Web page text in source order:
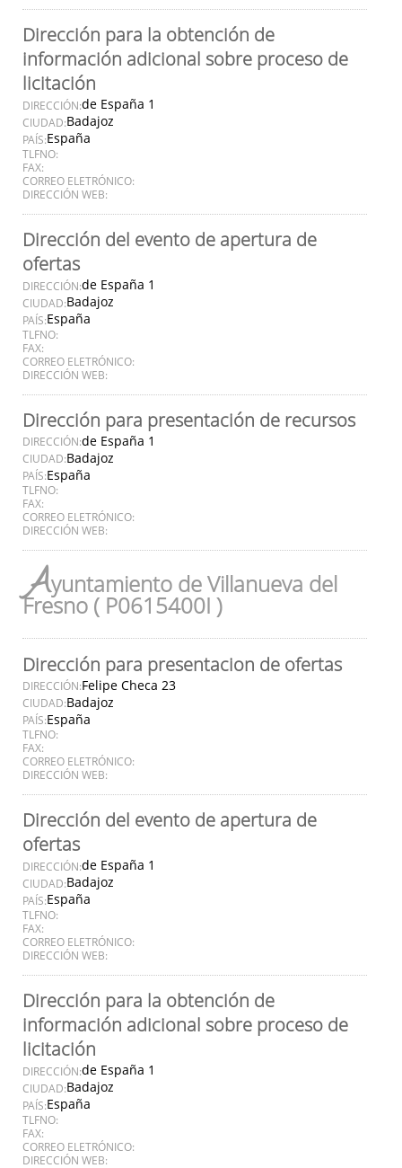
Dirección para la obtención de
información adicional sobre proceso de
licitación
DIRECCIÓN:de España 1
CIUDAD:Badajoz
PAÍS:España
TLFNO:
FAX:
CORREO ELETRÓNICO:
DIRECCIÓN WEB:
Dirección del evento de apertura de
ofertas
DIRECCIÓN:de España 1
CIUDAD:Badajoz
PAÍS:España
TLFNO:
FAX:
CORREO ELETRÓNICO:
DIRECCIÓN WEB:
Dirección para presentación de recursos
DIRECCIÓN:de España 1
CIUDAD:Badajoz
PAÍS:España
TLFNO:
FAX:
CORREO ELETRÓNICO:
DIRECCIÓN WEB:
Ayuntamiento de Villanueva del
Fresno ( P0615400I )
Dirección para presentacion de ofertas
DIRECCIÓN:Felipe Checa 23
CIUDAD:Badajoz
PAÍS:España
TLFNO:
FAX:
CORREO ELETRÓNICO:
DIRECCIÓN WEB:
Dirección del evento de apertura de
ofertas
DIRECCIÓN:de España 1
CIUDAD:Badajoz
PAÍS:España
TLFNO:
FAX:
CORREO ELETRÓNICO:
DIRECCIÓN WEB:
Dirección para la obtención de
información adicional sobre proceso de
licitación
DIRECCIÓN:de España 1
CIUDAD:Badajoz
PAÍS:España
TLFNO:
FAX:
CORREO ELETRÓNICO:
DIRECCIÓN WEB: